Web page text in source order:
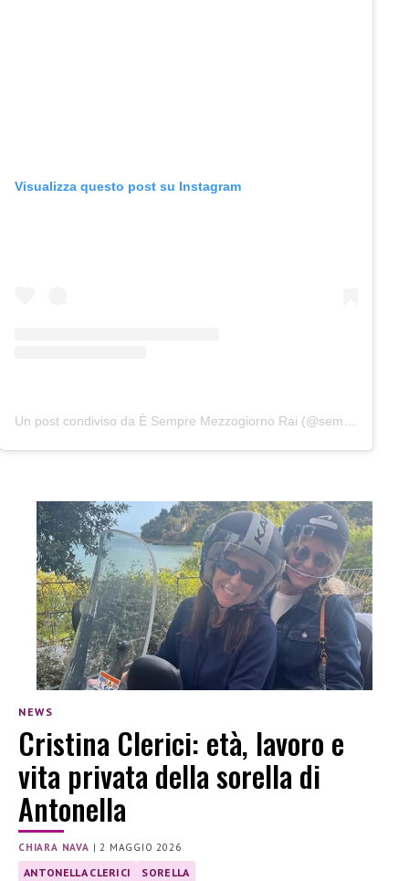
Visualizza questo post su Instagram
NEWS
Cristina Clerici: età, lavoro e
vita privata della sorella di
Antonella
CHIARA NAVA |2 MAGGIO 2026
ANTONELLA CLERICI SORELLA